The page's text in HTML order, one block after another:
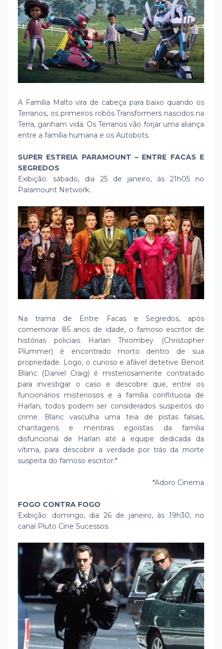
A Família Malto vira de cabeça para baixo quando os
Terranos, os primeiros robôs Transformers nascidos na
Terra, ganham vida. Os Terranos vão forjar uma aliança
entre a família humana e os Autobots.
SUPER ESTREIA PARAMOUNT – ENTRE FACAS E
SEGREDOS
Exibição: sábado, dia 25 de janeiro, às 21h05 no
Paramount Network.
Na trama de Entre Facas e Segredos, após
comemorar 85 anos de idade, o famoso escritor de
histórias policiais Harlan Thrombey (Christopher
Plummer) é encontrado morto dentro de sua
propriedade. Logo, o curioso e afável detetive Benoit
Blanc (Daniel Craig) é misteriosamente contratado
para investigar o caso e descobre que, entre os
funcionários misteriosos e a família conflituosa de
Harlan, todos podem ser considerados suspeitos do
crime. Blanc vasculha uma teia de pistas falsas,
chantagens e mentiras egoístas da família
disfuncional de Harlan até a equipe dedicada da
vítima, para descobrir a verdade por trás da morte
suspeita do famoso escritor.*
*Adoro Cinema
FOGO CONTRA FOGO
Exibição: domingo, dia 26 de janeiro, às 19h30, no
canal Pluto Cine Sucessos.